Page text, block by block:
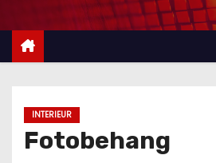
n
INTERIEUR
Fotobehang